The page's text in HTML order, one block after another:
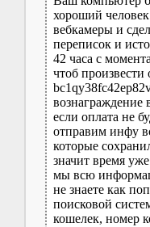
хороший
вебкамеры и
переписок и
42 часа c
чтоб
вознаграждение
если оплата не
отправим инфу
которые
значит время
мы всю
не знаете как
поисковой
кошелек, номер